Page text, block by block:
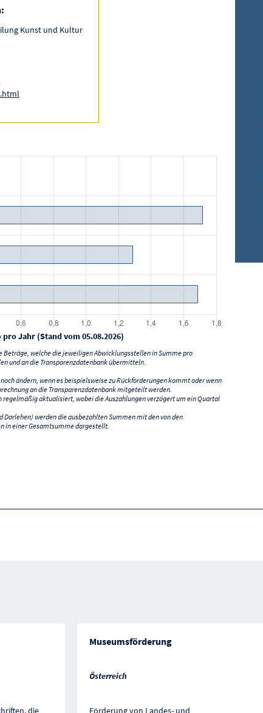
Kunst und Kultur
Jahr (Stand vom 05.08.2026)
Beträge, welche die jeweiligen Abwicklungsstellen in Summe pro
und an die Transparenzdatenbank übermitteln.
ändern, wenn es beispielsweise zu Rückforderungen kommt oder wenn
an die Transparenzdatenbank mitgeteilt werden.
regelmäßig aktualisiert, wobei die Auszahlungen verzögert um ein Quartal
Darlehen) werden die ausbezahlten Summen mit den von den
in einer Gesamtsumme dargestellt.
die
Museumsförderung
Österreich
Förderung von Landes- und